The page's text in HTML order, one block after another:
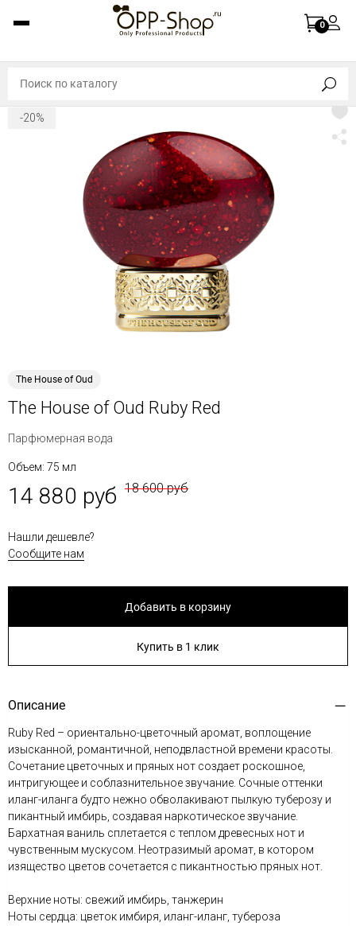
0
-20%
The House of Oud
The House of Oud Ruby Red
Парфюмерная вода
Объем: 75 мл
14 880 руб 18 600 руб
Нашли дешевле?
Сообщите нам
Добавить в корзину
Купить в 1 клик
Описание
Ruby Red – ориентально-цветочный аромат, воплощение
изысканной, романтичной, неподвластной времени красоты.
Сочетание цветочных и пряных нот создает роскошное,
интригующее и соблазнительное звучание. Сочные оттенки
иланг-иланга будто нежно обволакивают пылкую туберозу и
пикантный имбирь, создавая наркотическое звучание.
Бархатная ваниль сплетается с теплом древесных нот и
чувственным мускусом. Неотразимый аромат, в котором
изящество цветов сочетается с пикантностью пряных нот.
Верхние ноты: свежий имбирь, танжерин
Ноты сердца: цветок имбиря, иланг-иланг, тубероза